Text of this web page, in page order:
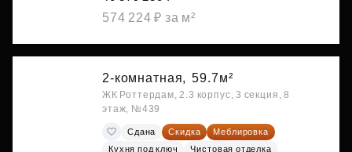
574 224 ₽ за м²
2-комнатная, 59.7м²
ЖК Роттердам, 2.3 корпус, 3 секция, 8
этаж, №439
Сдана Скидка
Меблировка
Кухня под ключ
Чистовая отделка